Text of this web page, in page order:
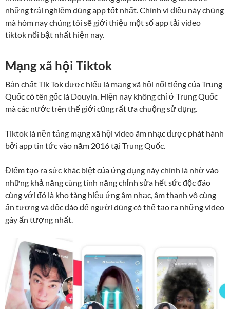
những trải nghiệm dùng app tốt nhất. Chính vì điều này chúng
mà hôm nay chúng tôi sẽ giới thiệu một số app tải video
tiktok nổi bật nhất hiện nay.
Mạng xã hội Tiktok
Bản chất Tik Tok được hiểu là mạng xã hội nổi tiếng của Trung
Quốc có tên gốc là Douyin. Hiện nay không chỉ ở Trung Quốc
mà các nước trên thế giới cũng rất ưa chuộng sử dụng.
Tiktok là nền tảng mạng xã hội video âm nhạc được phát hành
bởi app tin tức vào năm 2016 tại Trung Quốc.
Điểm tạo ra sức khác biệt của ứng dụng này chính là nhờ vào
những khả năng cùng tính năng chỉnh sửa hết sức độc đáo
cùng với đó là kho tàng hiệu ứng âm nhạc, âm thanh vô cùng
ấn tượng và độc đáo để người dùng có thể tạo ra những video
gây ấn tượng nhất.